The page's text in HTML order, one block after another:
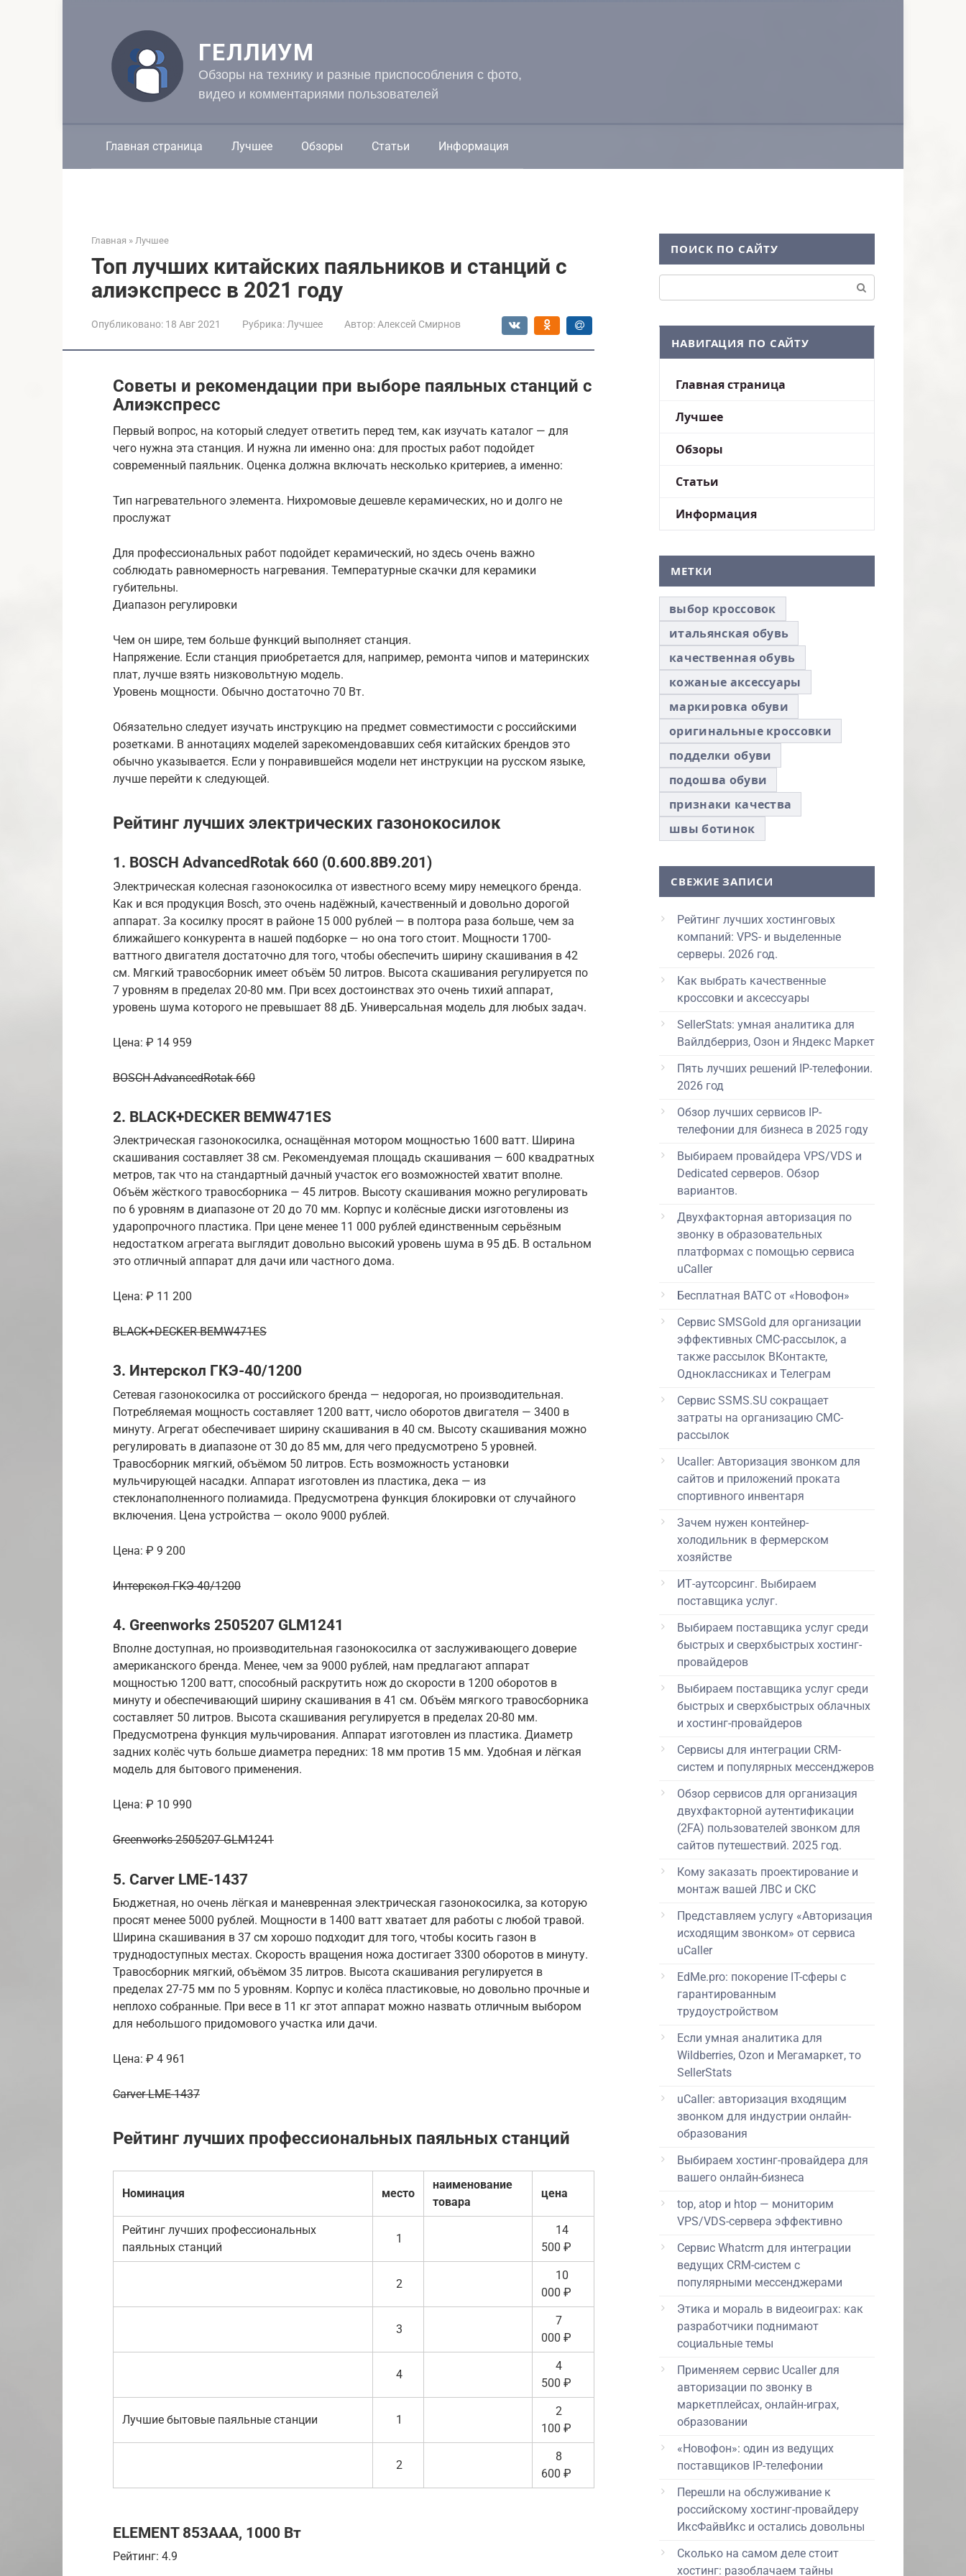
ГЕЛЛИУМ
Обзоры на технику и разные приспособления с фото,
видео и комментариями пользователей
Главная страница Лучшее Обзоры Статьи Информация
Главная » Лучшее
Топ лучших китайских паяльников и станций с
алиэкспресс в 2021 году
Опубликовано: 18 Авг 2021 Рубрика: Лучшее Автор: Алексей Смирнов
Советы и рекомендации при выборе паяльных станций с
Алиэкспресс
Первый вопрос, на который следует ответить перед тем, как изучать каталог — для
чего нужна эта станция. И нужна ли именно она: для простых работ подойдет
современный паяльник. Оценка должна включать несколько критериев, а именно:
Тип нагревательного элемента. Нихромовые дешевле керамических, но и долго не
прослужат
Для профессиональных работ подойдет керамический, но здесь очень важно
соблюдать равномерность нагревания. Температурные скачки для керамики
губительны.
Диапазон регулировки
Чем он шире, тем больше функций выполняет станция.
Напряжение. Если станция приобретается для, например, ремонта чипов и материнских
плат, лучше взять низковольтную модель.
Уровень мощности. Обычно достаточно 70 Вт.
Обязательно следует изучать инструкцию на предмет совместимости с российскими
розетками. В аннотациях моделей зарекомендовавших себя китайских брендов это
обычно указывается. Если у понравившейся модели нет инструкции на русском языке,
лучше перейти к следующей.
Рейтинг лучших электрических газонокосилок
1. BOSCH AdvancedRotak 660 (0.600.8B9.201)
Электрическая колесная газонокосилка от известного всему миру немецкого бренда.
Как и вся продукция Bosch, это очень надёжный, качественный и довольно дорогой
аппарат. За косилку просят в районе 15 000 рублей — в полтора раза больше, чем за
ближайшего конкурента в нашей подборке — но она того стоит. Мощности 1700-
ваттного двигателя достаточно для того, чтобы обеспечить ширину скашивания в 42
см. Мягкий травосборник имеет объём 50 литров. Высота скашивания регулируется по
7 уровням в пределах 20-80 мм. При всех достоинствах это очень тихий аппарат,
уровень шума которого не превышает 88 дБ. Универсальная модель для любых задач.
Цена: ₽ 14 959
BOSCH AdvancedRotak 660
2. BLACK+DECKER BEMW471ES
Электрическая газонокосилка, оснащённая мотором мощностью 1600 ватт. Ширина
скашивания составляет 38 см. Рекомендуемая площадь скашивания — 600 квадратных
метров, так что на стандартный дачный участок его возможностей хватит вполне.
Объём жёсткого травосборника — 45 литров. Высоту скашивания можно регулировать
по 6 уровням в диапазоне от 20 до 70 мм. Корпус и колёсные диски изготовлены из
ударопрочного пластика. При цене менее 11 000 рублей единственным серьёзным
недостатком агрегата выглядит довольно высокий уровень шума в 95 дБ. В остальном
это отличный аппарат для дачи или частного дома.
Цена: ₽ 11 200
BLACK+DECKER BEMW471ES
3. Интерскол ГКЭ-40/1200
Сетевая газонокосилка от российского бренда — недорогая, но производительная.
Потребляемая мощность составляет 1200 ватт, число оборотов двигателя — 3400 в
минуту. Агрегат обеспечивает ширину скашивания в 40 см. Высоту скашивания можно
регулировать в диапазоне от 30 до 85 мм, для чего предусмотрено 5 уровней.
Травосборник мягкий, объёмом 50 литров. Есть возможность установки
мульчирующей насадки. Аппарат изготовлен из пластика, дека — из
стеклонаполненного полиамида. Предусмотрена функция блокировки от случайного
включения. Цена устройства — около 9000 рублей.
Цена: ₽ 9 200
Интерскол ГКЭ-40/1200
4. Greenworks 2505207 GLM1241
Вполне доступная, но производительная газонокосилка от заслуживающего доверие
американского бренда. Менее, чем за 9000 рублей, нам предлагают аппарат
мощностью 1200 ватт, способный раскрутить нож до скорости в 1200 оборотов в
минуту и обеспечивающий ширину скашивания в 41 см. Объём мягкого травосборника
составляет 50 литров. Высота скашивания регулируется в пределах 20-80 мм.
Предусмотрена функция мульчирования. Аппарат изготовлен из пластика. Диаметр
задних колёс чуть больше диаметра передних: 18 мм против 15 мм. Удобная и лёгкая
модель для бытового применения.
Цена: ₽ 10 990
Greenworks 2505207 GLM1241
5. Carver LME-1437
Бюджетная, но очень лёгкая и маневренная электрическая газонокосилка, за которую
просят менее 5000 рублей. Мощности в 1400 ватт хватает для работы с любой травой.
Ширина скашивания в 37 см хорошо подходит для того, чтобы косить газон в
труднодоступных местах. Скорость вращения ножа достигает 3300 оборотов в минуту.
Травосборник мягкий, объёмом 35 литров. Высота скашивания регулируется в
пределах 27-75 мм по 5 уровням. Корпус и колёса пластиковые, но довольно прочные и
неплохо собранные. При весе в 11 кг этот аппарат можно назвать отличным выбором
для небольшого придомового участка или дачи.
Цена: ₽ 4 961
Carver LME-1437
Рейтинг лучших профессиональных паяльных станций
Номинация место
наименование
товара
цена
Рейтинг лучших профессиональных
паяльных станций
1
14
500 ₽
2
10
000 ₽
3
7
000 ₽
4
4
500 ₽
Лучшие бытовые паяльные станции 1
2
100 ₽
2
8
600 ₽
ELEMENT 853AAA, 1000 Вт
Рейтинг: 4.9
ПОИСК ПО САЙТУ
НАВИГАЦИЯ ПО САЙТУ
Главная страница
Лучшее
Обзоры
Статьи
Информация
МЕТКИ
выбор кроссовок
итальянская обувь
качественная обувь
кожаные аксессуары
маркировка обуви
оригинальные кроссовки
подделки обуви
подошва обуви
признаки качества
швы ботинок
СВЕЖИЕ ЗАПИСИ
Рейтинг лучших хостинговых
компаний: VPS- и выделенные
серверы. 2026 год.
Как выбрать качественные
кроссовки и аксессуары
SellerStats: умная аналитика для
Вайлдберриз, Озон и Яндекс Маркет
Пять лучших решений IP-телефонии.
2026 год
Обзор лучших сервисов IP-
телефонии для бизнеса в 2025 году
Выбираем провайдера VPS/VDS и
Dedicated серверов. Обзор
вариантов.
Двухфакторная авторизация по
звонку в образовательных
платформах с помощью сервиса
uCaller
Бесплатная ВАТС от «Новофон»
Сервис SMSGold для организации
эффективных СМС-рассылок, а
также рассылок ВКонтакте,
Одноклассниках и Телеграм
Сервис SSMS.SU сокращает
затраты на организацию СМС-
рассылок
Ucaller: Авторизация звонком для
сайтов и приложений проката
спортивного инвентаря
Зачем нужен контейнер-
холодильник в фермерском
хозяйстве
ИТ-аутсорсинг. Выбираем
поставщика услуг.
Выбираем поставщика услуг среди
быстрых и сверхбыстрых хостинг-
провайдеров
Выбираем поставщика услуг среди
быстрых и сверхбыстрых облачных
и хостинг-провайдеров
Сервисы для интеграции CRM-
систем и популярных мессенджеров
Обзор сервисов для организация
двухфакторной аутентификации
(2FA) пользователей звонком для
сайтов путешествий. 2025 год.
Кому заказать проектирование и
монтаж вашей ЛВС и СКС
Представляем услугу «Авторизация
исходящим звонком» от сервиса
uCaller
EdMe.pro: покорение IT-сферы с
гарантированным
трудоустройством
Если умная аналитика для
Wildberries, Ozon и Мегамаркет, то
SellerStats
uCaller: авторизация входящим
звонком для индустрии онлайн-
образования
Выбираем хостинг-провайдера для
вашего онлайн-бизнеса
top, atop и htop — мониторим
VPS/VDS-сервера эффективно
Сервис Whatcrm для интеграции
ведущих CRM-систем с
популярными мессенджерами
Этика и мораль в видеоиграх: как
разработчики поднимают
социальные темы
Применяем сервис Ucaller для
авторизации по звонку в
маркетплейсах, онлайн-играх,
образовании
«Новофон»: один из ведущих
поставщиков IP-телефонии
Перешли на обслуживание к
российскому хостинг-провайдеру
ИксФайвИкс и остались довольны
Сколько на самом деле стоит
хостинг: разоблачаем тайны